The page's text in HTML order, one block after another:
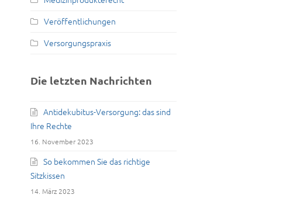
Veröffentlichungen
Versorgungspraxis
Die letzten Nachrichten
Antidekubitus-Versorgung: das sind
Ihre Rechte
16. November 2023
So bekommen Sie das richtige
Sitzkissen
14. März 2023